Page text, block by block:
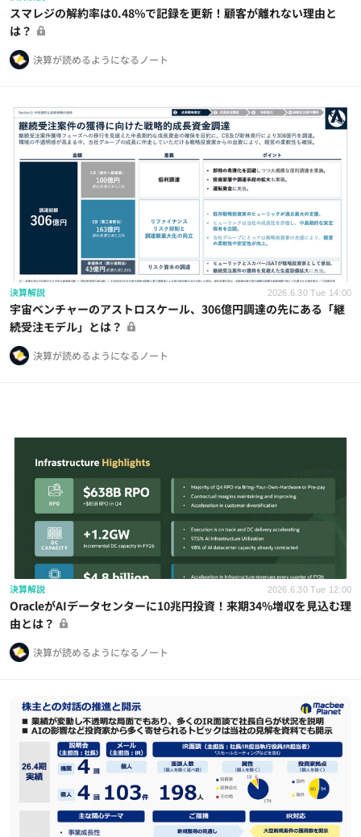
スマレジの解約率は0.48%で記録を更新！顧客が離れない理由と
は？
決算が読めるようになるノート
決算解説 2026.6.30 Tue 14:00
宇宙ベンチャーのアストロスケール、306億円調達の先にある「継
続受注モデル」とは？
決算が読めるようになるノート
決算解説 2026.6.30 Tue 12:00
OracleがAIデータセンターに10兆円投資！来期34%増収を見込む理
由とは？
決算が読めるようになるノート